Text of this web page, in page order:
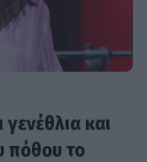
και
πόθου το